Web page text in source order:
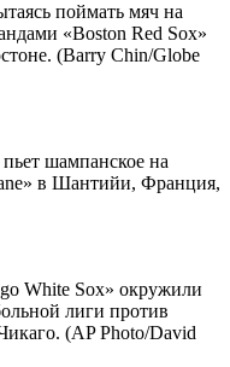
поймать мяч на
«Boston Red Sox»
(Barry Chin/Globe
шампанское на
в Шантийи, Франция,
White Sox» окружили
лиги против
(AP Photo/David